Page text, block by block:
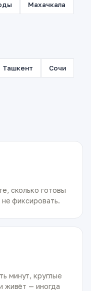
Махачкала
Ташкент Сочи
сколько готовы
фиксировать.
минут, круглые
живёт — иногда